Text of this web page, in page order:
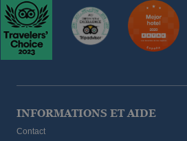
INFORMATIONS ET AIDE
Contact